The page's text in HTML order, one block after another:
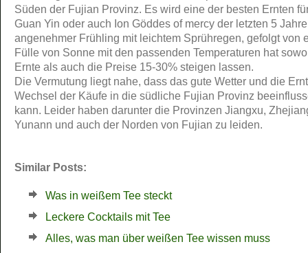
Süden der Fujian Provinz. Es wird eine der besten Ernten
Guan Yin oder auch Ion Göddes of mercy der letzten 5
angenehmer Frühling mit leichtem Sprühregen, gefolgt von
Fülle von Sonne mit den passenden Temperaturen hat
Ernte als auch die Preise 15-30% steigen lassen.
Die Vermutung liegt nahe, dass das gute Wetter und die
Wechsel der Käufe in die südliche Fujian Provinz
kann. Leider haben darunter die Provinzen Jiangxu,
Yunann und auch der Norden von Fujian zu leiden.
Similar Posts:
Was in weißem Tee steckt
Leckere Cocktails mit Tee
Alles, was man über weißen Tee wissen muss